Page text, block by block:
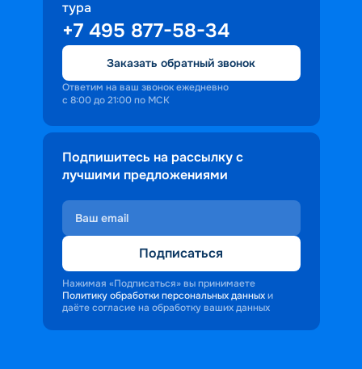
доброжелательность и заинтересованность
персонала корабля в каждом госте.
Ступая на борт теплохода, пассажиры
попадают в совершенно иную атмосферу,
где властвует тяга к приключениям и
открытиям.
тура
+7 495 877-58-34
Заказать обратный звонок
Ответим на ваш звонок ежедневно
с 8:00 до 21:00 по МСК
Подпишитесь на рассылку с
лучшими предложениями
Подписаться
Нажимая «Подписаться» вы принимаете
Политику обработки персональных данных и
даёте согласие на обработку ваших данных